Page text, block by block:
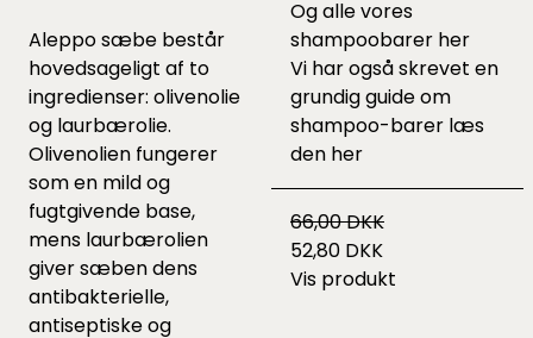
Aleppo sæbe består
hovedsageligt af to
ingredienser: olivenolie
og laurbærolie.
Olivenolien fungerer
som en mild og
fugtgivende base,
mens laurbærolien
giver sæben dens
antibakterielle,
antiseptiske og
Og alle vores
shampoobarer her
Vi har også skrevet en
grundig guide om
shampoo-barer læs
den her
66,00 DKK
52,80 DKK
Vis produkt